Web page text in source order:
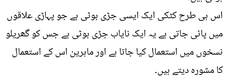
اس ہی طرح کٹکی ایک ایسی جڑی بوٹی ہے جو پہاڑی علاقوں
میں پائی جاتی ہے یہ ایک نایاب جڑی بوٹی ہے جس کو گھریلو
نسخوں میں استعمال کیا جاتا ہے اور ماہرین اس کے استعمال
کا مشورہ دیتے ہیں۔